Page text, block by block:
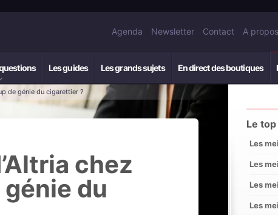
Agenda Newsletter Contact A propos
Les guides Les grands sujets En direct des boutiques
de génie du cigarettier ?
chez
du
Le
Les
Les
Les
Les